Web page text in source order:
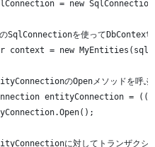
= new
SqlConnectionを使ってDbContext
context = new
のOpenメソッドを呼ぶ
entityConnection =
に対してトランザクシ